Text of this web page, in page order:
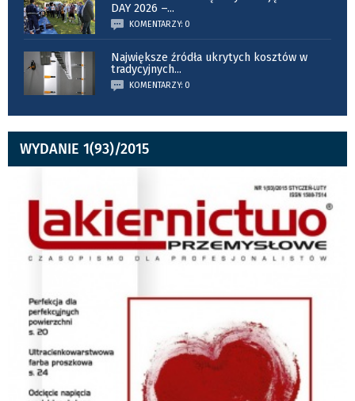
DAY 2026 –...
KOMENTARZY: 0
Największe źródła ukrytych kosztów w
tradycyjnych...
KOMENTARZY: 0
WYDANIE 1(93)/2015